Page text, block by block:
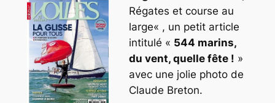
Régates et course au
large« , un petit article
intitulé « 544 marins,
du vent, quelle fête ! »
avec une jolie photo de
Claude Breton.